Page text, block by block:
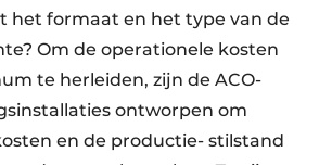
het formaat en het type van de
Om de operationele kosten
te herleiden, zijn de ACO-
ontworpen om
en de productie- stilstand